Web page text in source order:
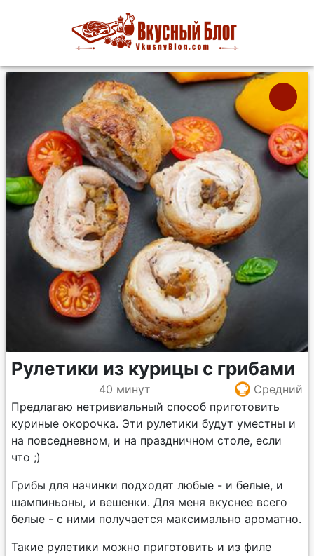
Рулетики из курицы с грибами
40 минут
Средний
Предлагаю нетривиальный способ приготовить
куриные окорочка. Эти рулетики будут уместны и
на повседневном, и на праздничном столе, если
что ;)
Грибы для начинки подходят любые - и белые, и
шампиньоны, и вешенки. Для меня вкуснее всего
белые - с ними получается максимально ароматно.
Такие рулетики можно приготовить и из филе